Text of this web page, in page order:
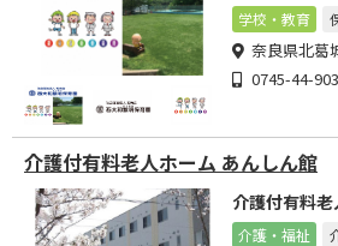
を目的とした
学校・教育
奈良県北葛
0745-44-
介護付有料老人ホーム あんしん館
介護付有料
介護・福祉